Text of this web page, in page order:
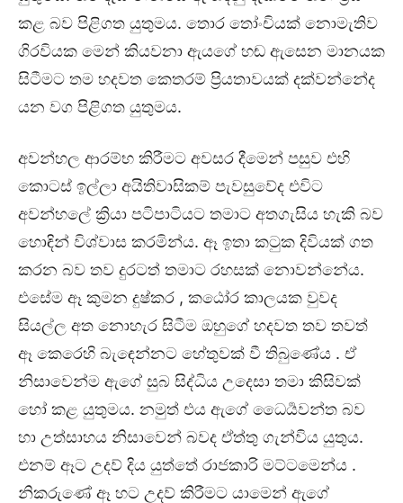
කළ බව පිළිගත යුතුමය. තොර තෝංචියක් නොමැතිව
ගිරවියක මෙන් කියවනා ඇයගේ හඬ ඇසෙන මානයක
සිටීමට තම හදවත කෙතරම් ප්‍රියතාවයක් දක්වන්නේද
යන වග පිළිගත යුතුමය.
අවන්හල ආරම්භ කිරීමට අවසර දීමෙන් පසුව එහි
කොටස් ඉල්ලා අයිතිවාසිකම් පැවසුවේද එවිට
අවන්හලේ ක්‍රියා පටිපාටියට තමාට අතගැසිය හැකි බව
හොඳින් විශ්වාස කරමින්ය. ඈ ඉතා කටුක දිවියක් ගත
කරන බව තව දුරටත් තමාට රහසක් නොවන්නේය.
එසේම ඈ කුමන දුෂ්කර , කඨෝර කාලයක වුවද
සියල්ල අත නොහැර සිටීම ඔහුගේ හදවත තව තවත්
ඈ කෙරෙහි බැඳෙන්නට හේතුවක් වී තිබුණේය . ඒ
නිසාවෙන්ම ඇගේ සුබ සිද්ධිය උදෙසා තමා කිසිවක්
හෝ කළ යුතුමය. නමුත් එය ඇගේ ධෛර්‍යවන්ත බව
හා උත්සාහය නිසාවෙන් බවද ඒත්‍තු ගැන්විය යුතුය.
එනම් ඈට උදව් දිය යුත්තේ රාජකාරි මට්ටමෙන්ය .
නිකරුණේ ඈ හට උදව් කිරීමට යාමෙන් ඇගේ